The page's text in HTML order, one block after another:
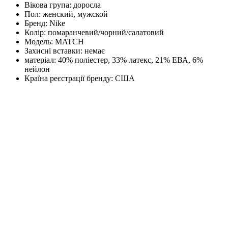
Вікова група: доросла
Пол: женский, мужской
Бренд: Nike
Колір: помаранчевий/чорний/салатовий
Модель: MATCH
Захисні вставки: немає
матеріал: 40% поліестер, 33% латекс, 21% ЕВА, 6%
нейлон
Країна реєстрації бренду: США